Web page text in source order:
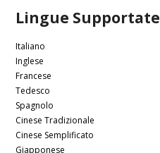
Lingue Supportate
Italiano
Inglese
Francese
Tedesco
Spagnolo
Cinese Tradizionale
Cinese Semplificato
Giapponese